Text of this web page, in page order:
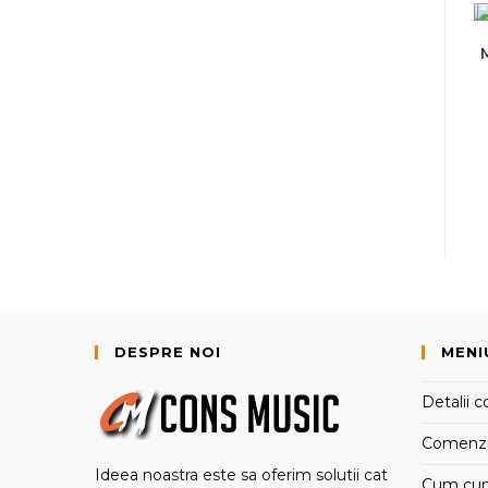
DESPRE NOI
Ideea noastra este sa oferim solutii cat
Detalii
Comenzi